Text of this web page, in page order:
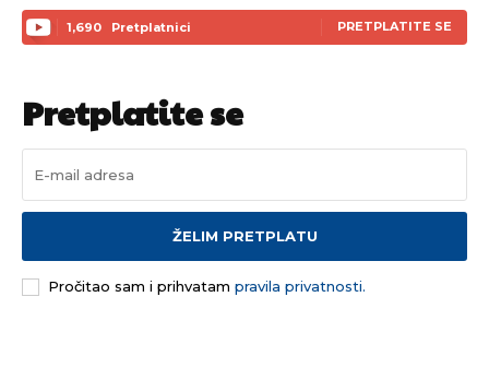
1,690 Pretplatnici PRETPLATITE SE
Pretplatite se
ŽELIM PRETPLATU
Pročitao sam i prihvatam pravila privatnosti.